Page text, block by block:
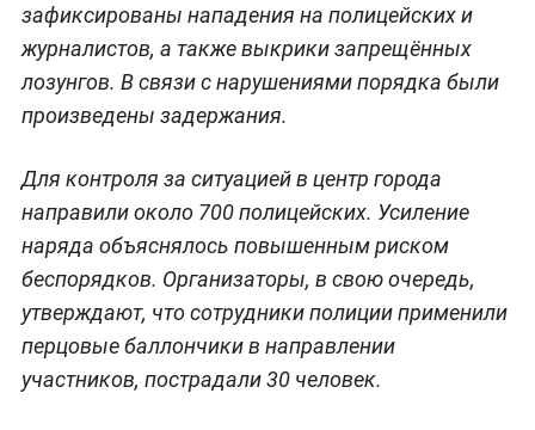
зафиксированы нападения на полицейских и
журналистов, а также выкрики запрещённых
лозунгов. В связи с нарушениями порядка были
произведены задержания.
Для контроля за ситуацией в центр города
направили около 700 полицейских. Усиление
наряда объяснялось повышенным риском
беспорядков. Организаторы, в свою очередь,
утверждают, что сотрудники полиции применили
перцовые баллончики в направлении
участников, пострадали 30 человек.